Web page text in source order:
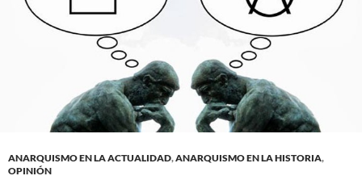
ANARQUISMO EN LA ACTUALIDAD,ANARQUISMO EN LA HISTORIA,
OPINIÓN